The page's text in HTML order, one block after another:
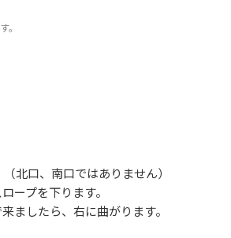
。
北口、南口ではありません）
ープを下ります。
ましたら、右に曲がります。